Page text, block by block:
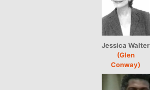
Jessica Walter
(Glen
Conway)